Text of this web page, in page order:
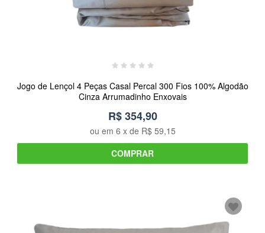
Jogo de Lençol 4 Peças Casal Percal 300 Fios 100% Algodão
Cinza Arrumadinho Enxovais
R$ 354,90
ou em 6 x de R$ 59,15
COMPRAR